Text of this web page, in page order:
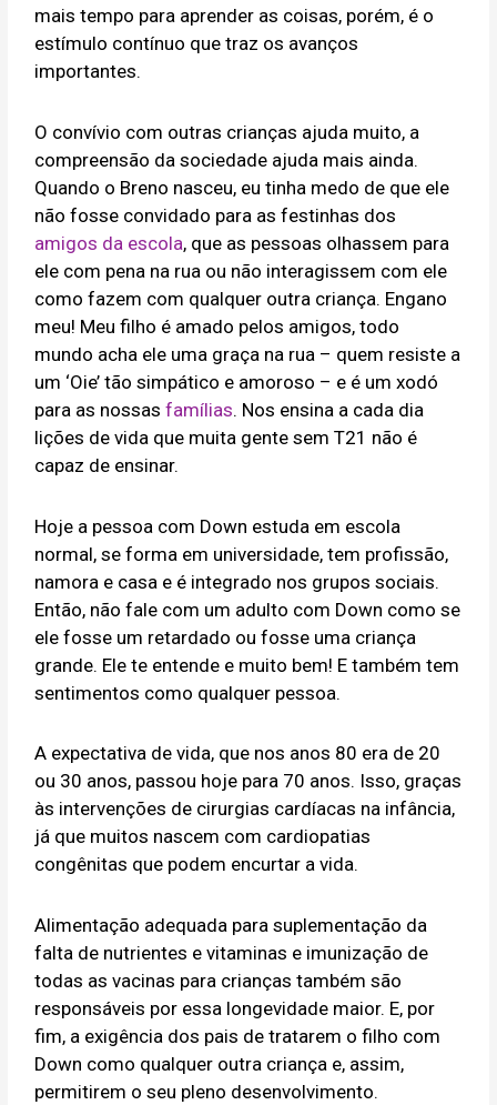
mais tempo para aprender as coisas, porém, é o
estímulo contínuo que traz os avanços
importantes.
O convívio com outras crianças ajuda muito, a
compreensão da sociedade ajuda mais ainda.
Quando o Breno nasceu, eu tinha medo de que ele
não fosse convidado para as festinhas dos
amigos da escola, que as pessoas olhassem para
ele com pena na rua ou não interagissem com ele
como fazem com qualquer outra criança. Engano
meu! Meu filho é amado pelos amigos, todo
mundo acha ele uma graça na rua – quem resiste a
um ‘Oie’ tão simpático e amoroso – e é um xodó
para as nossasfamílias. Nos ensina a cada dia
lições de vida que muita gente sem T21 não é
capaz de ensinar.
Hoje a pessoa com Down estuda em escola
normal, se forma em universidade, tem profissão,
namora e casa e é integrado nos grupos sociais.
Então, não fale com um adulto com Down como se
ele fosse um retardado ou fosse uma criança
grande. Ele te entende e muito bem! E também tem
sentimentos como qualquer pessoa.
A expectativa de vida, que nos anos 80 era de 20
ou 30 anos, passou hoje para 70 anos. Isso, graças
às intervenções de cirurgias cardíacas na infância,
já que muitos nascem com cardiopatias
congênitas que podem encurtar a vida.
Alimentação adequada para suplementação da
falta de nutrientes e vitaminas e imunização de
todas as vacinas para crianças também são
responsáveis por essa longevidade maior. E, por
fim, a exigência dos pais de tratarem o filho com
Down como qualquer outra criança e, assim,
permitirem o seu pleno desenvolvimento.